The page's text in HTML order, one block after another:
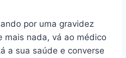
por uma gravidez
mais nada, vá ao médico
a sua saúde e converse